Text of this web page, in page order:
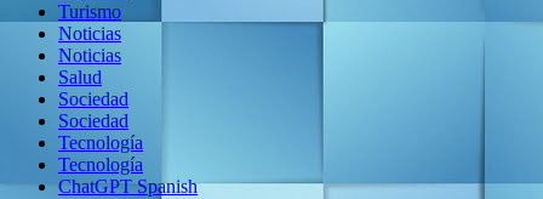
Turismo
Noticias
Noticias
Salud
Sociedad
Sociedad
Tecnología
Tecnología
ChatGPT Spanish